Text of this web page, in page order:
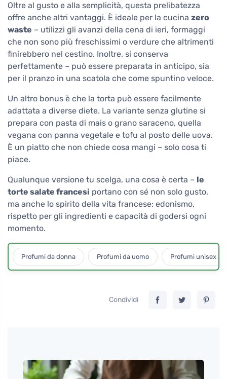
Oltre al gusto e alla semplicità, questa prelibatezza
offre anche altri vantaggi. È ideale per la cucina zero
waste – utilizzi gli avanzi della cena di ieri, formaggi
che non sono più freschissimi o verdure che altrimenti
finirebbero nel cestino. Inoltre, si conserva
perfettamente – può essere preparata in anticipo, sia
per il pranzo in una scatola che come spuntino veloce.
Un altro bonus è che la torta può essere facilmente
adattata a diverse diete. La variante senza glutine si
prepara con pasta di mais o grano saraceno, quella
vegana con panna vegetale e tofu al posto delle uova.
È un piatto che non chiede cosa mangi – solo cosa ti
piace.
Qualunque versione tu scelga, una cosa è certa – le
torte salate francesi portano con sé non solo gusto,
ma anche lo spirito della vita francese: edonismo,
rispetto per gli ingredienti e capacità di godersi ogni
momento.
Profumi da donna Profumi da uomo Profumi unisex
Condividi